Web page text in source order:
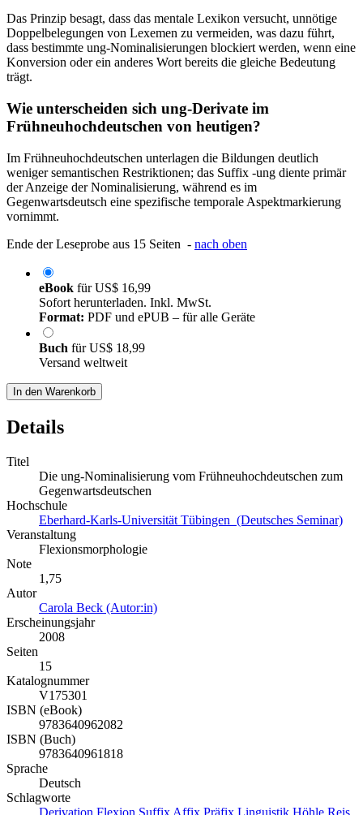
Das Prinzip besagt, dass das mentale Lexikon versucht, unnötige
Doppelbelegungen von Lexemen zu vermeiden, was dazu führt,
dass bestimmte ung-Nominalisierungen blockiert werden, wenn eine
Konversion oder ein anderes Wort bereits die gleiche Bedeutung
trägt.
Wie unterscheiden sich ung-Derivate im
Frühneuhochdeutschen von heutigen?
Im Frühneuhochdeutschen unterlagen die Bildungen deutlich
weniger semantischen Restriktionen; das Suffix -ung diente primär
der Anzeige der Nominalisierung, während es im
Gegenwartsdeutsch eine spezifische temporale Aspektmarkierung
vornimmt.
Ende der Leseprobe aus 15 Seiten - nach oben
eBook fürUS$ 16,99
Sofort herunterladen. Inkl. MwSt.
Format: PDF und ePUB – für alle Geräte
Buch fürUS$ 18,99
Versand weltweit
In den Warenkorb
Details
Titel
Die ung-Nominalisierung vom Frühneuhochdeutschen zum
Gegenwartsdeutschen
Hochschule
Eberhard-Karls-Universität Tübingen (Deutsches Seminar)
Veranstaltung
Flexionsmorphologie
Note
1,75
Autor
Carola Beck (Autor:in)
Erscheinungsjahr
2008
Seiten
15
Katalognummer
V175301
ISBN (eBook)
9783640962082
ISBN (Buch)
9783640961818
Sprache
Deutsch
Schlagworte
Derivation Flexion Suffix Affix Präfix Linguistik Höhle Reis